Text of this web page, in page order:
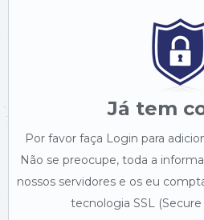
Já tem
Por favor faça Login para
Não se preocupe, toda a
nossos servidores e os eu
tecnologia SSL